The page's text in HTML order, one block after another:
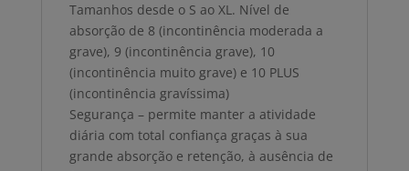
Tamanhos desde o S ao XL. Nível de
absorção de 8 (incontinência moderada a
grave), 9 (incontinência grave), 10
(incontinência muito grave) e 10 PLUS
(incontinência gravíssima)
Segurança – permite manter a atividade
diária com total confiança graças à sua
grande absorção e retenção, à ausência de